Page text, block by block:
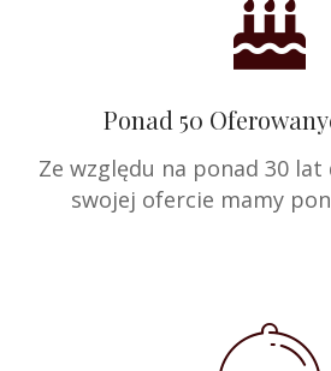
Ponad 50
Ze względu na ponad 30 lat
swojej ofercie mamy